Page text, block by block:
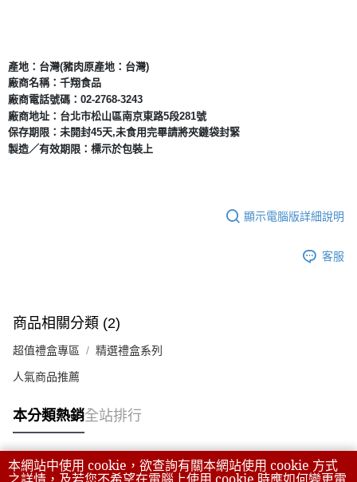
產地：台灣(豬肉原產地：台灣)
廠商名稱：千翔食品
廠商電話號碼： 02-2768-3243
廠商地址：台北市松山區南京東路5段281號
保存期限：未開封45天,未食用完畢請將夾鏈袋封緊
製造／有效期限：標示於包裝上
顯示電腦版詳細說明
客服
商品相關分類 (2)
超值禮盒專區 精選禮盒系列
人氣商品推薦
本分類熱銷全站排行
熱門標籤
本網站中使用 cookie，欲查詢有關本網站使用 cookie 方式